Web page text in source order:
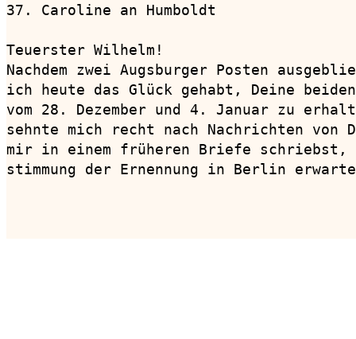
37. Caroline an Humboldt
Teuerster Wilhelm!
Nachdem zwei Augsburger Posten
ich heute das Glück gehabt, Deine
vom 28. Dezember und 4. Januar zu
sehnte mich recht nach Nachrichten von
mir in einem früheren Briefe schriebst,
stimmung der Ernennung in Berlin